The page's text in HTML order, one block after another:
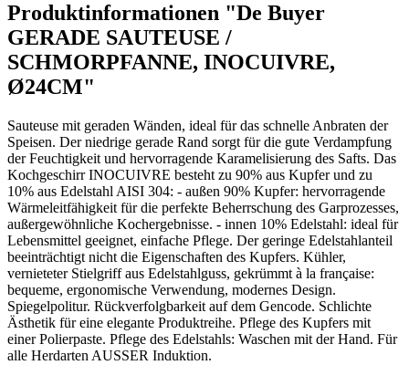
Produktinformationen "De Buyer
GERADE SAUTEUSE /
SCHMORPFANNE, INOCUIVRE,
Ø24CM"
Sauteuse mit geraden Wänden, ideal für das schnelle Anbraten der
Speisen. Der niedrige gerade Rand sorgt für die gute Verdampfung
der Feuchtigkeit und hervorragende Karamelisierung des Safts. Das
Kochgeschirr INOCUIVRE besteht zu 90% aus Kupfer und zu
10% aus Edelstahl AISI 304: - außen 90% Kupfer: hervorragende
Wärmeleitfähigkeit für die perfekte Beherrschung des Garprozesses,
außergewöhnliche Kochergebnisse. - innen 10% Edelstahl: ideal für
Lebensmittel geeignet, einfache Pflege. Der geringe Edelstahlanteil
beeinträchtigt nicht die Eigenschaften des Kupfers. Kühler,
vernieteter Stielgriff aus Edelstahlguss, gekrümmt à la française:
bequeme, ergonomische Verwendung, modernes Design.
Spiegelpolitur. Rückverfolgbarkeit auf dem Gencode. Schlichte
Ästhetik für eine elegante Produktreihe. Pflege des Kupfers mit
einer Polierpaste. Pflege des Edelstahls: Waschen mit der Hand. Für
alle Herdarten AUSSER Induktion.